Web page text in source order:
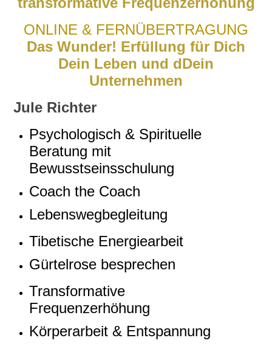
ONLINE & FERNÜBERTRAGUNG
Das Wunder! Erfüllung für Dich
Dein Leben und dDein
Unternehmen
Jule Richter
Psychologisch & Spirituelle
Beratung mit
Bewusstseinsschulung
Coach the Coach
Lebenswegbegleitung
Tibetische Energiearbeit
Gürtelrose besprechen
Transformative
Frequenzerhöhung
Körperarbeit & Entspannung